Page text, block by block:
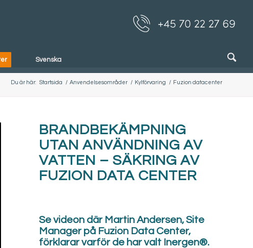
Svenska
Du är här: Startsida / Anvendelsesområder / Kylförvaring / Fuzion datacenter
BRANDBEKÄMPNING
UTAN ANVÄNDNING AV
VATTEN – SÄKRING AV
FUZION DATA CENTER
Se videon där Martin Andersen, Site
Manager på Fuzion Data Center,
förklarar varför de har valt Inergen®.